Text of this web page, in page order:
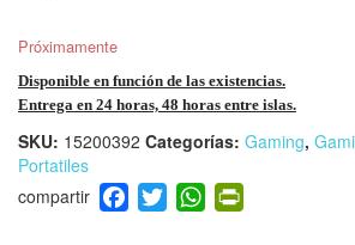
Próximamente
Disponible en función de las existencias.
Entrega en 24 horas, 48 horas entre islas.
SKU: 15200392 Categorías: Gaming,
Portatiles
F
a
T
wi
W
h